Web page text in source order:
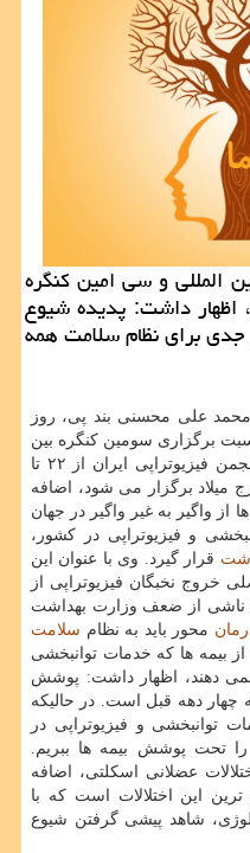
المللی و سی امین كنگره
اظهار داشت: پدیده شیوع
جدی برای نظام سلامت همه
علی محسنی بند پی، روز
برگزاری سومین كنگره بین
المللی و سی امین كنگره سالیانه انجمن فیزیوتراپی ایران از ۲۲ تا
برج میلاد برگزار می شود، اضافه
از واگیر به غیر واگیر در جهان
و فیزیوتراپی در كشور،
قرار گیرد. وی با عنوان این
خروج نخبگان فیزیوتراپی از
ناشی از ضعف وزارت بهداشت
محور باید به نظام سلامت
از بیمه ها كه خدمات توانبخشی
دهند، اظهار داشت: پوشش
چهار دهه قبل است. در حالیكه
توانبخشی و فیزیوتراپی در
تحت پوشش بیمه ها ببریم.
عضلانی اسكلتی، اضافه
این اختلالات است كه با
شاهد پیشی گرفتن شیوع